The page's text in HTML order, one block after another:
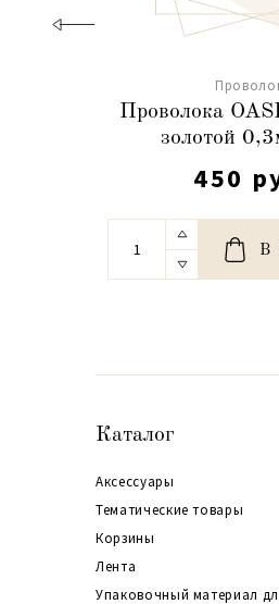
Проволока
золотой
450
В
Каталог
Аксессуары
Тематические товары
Корзины
Лента
Упаковочный материал